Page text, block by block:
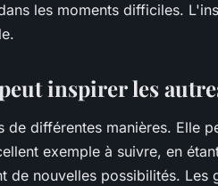
les moments difficiles.
inspirer les
de différentes manières. Elle
exemple à suivre, en
de nouvelles possibilités. Les